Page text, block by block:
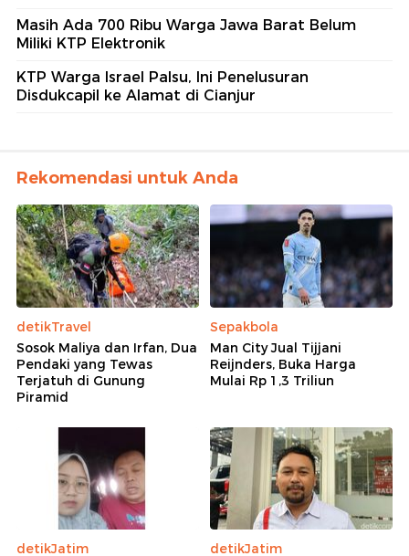
Masih Ada 700 Ribu Warga Jawa Barat Belum
Miliki KTP Elektronik
KTP Warga Israel Palsu, Ini Penelusuran
Disdukcapil ke Alamat di Cianjur
Rekomendasi untuk Anda
detikTravel
Sosok Maliya dan Irfan, Dua
Pendaki yang Tewas
Terjatuh di Gunung
Piramid
Sepakbola
Man City Jual Tijjani
Reijnders, Buka Harga
Mulai Rp 1,3 Triliun
detikJatim detikJatim